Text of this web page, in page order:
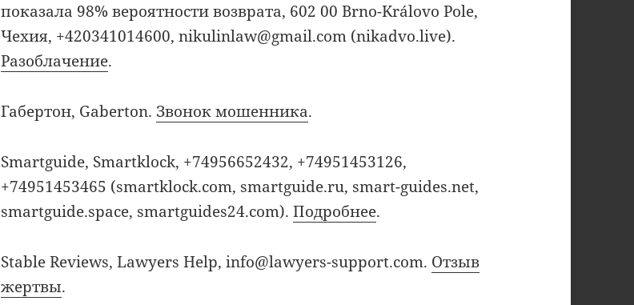
показала 98% вероятности возврата, 602 00 Brno-Královo Pole,
Чехия, +420341014600, nikulinlaw@gmail.com (nikadvo.live).
Разоблачение.
Габертон, Gaberton. Звонок мошенника.
Smartguide, Smartklock, +74956652432, +74951453126,
+74951453465 ​(smartklock.com, smartguide.ru, smart-guides.net,
smartguide.space, smartguides24.com).Подробнее.
Stable Reviews, Lawyers Help, info@lawyers-support.com. Отзыв
жертвы.